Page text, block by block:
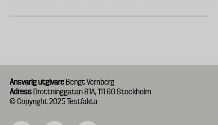
Ansvarig utgivare Bengt Vernberg
Adress Drottninggatan 81A, 111 60 Stockholm
© Copyright 2025 Testfakta